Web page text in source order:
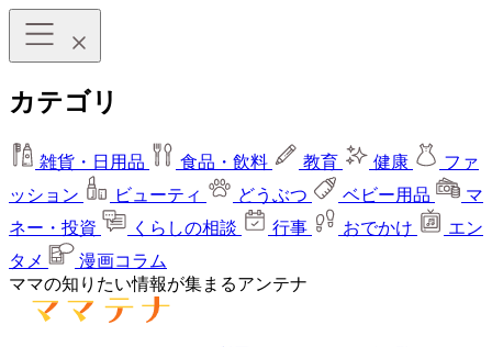
カテゴリ
雑貨・日用品 食品・飲料 教育 健康
ファ
ッション
ビューティ どうぶつ ベビー用品
マ
ネー・投資
くらしの相談 行事 おでかけ
エン
タメ
漫画コラム
ママの知りたい情報が集まるアンテナ